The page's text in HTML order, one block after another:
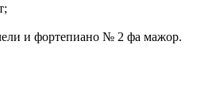
и фортепиано № 2 фа мажор.